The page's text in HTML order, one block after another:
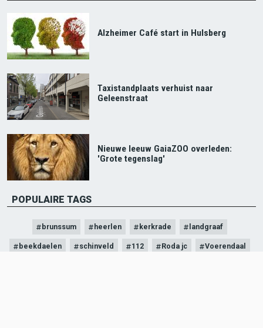
Alzheimer Café start in Hulsberg
Taxistandplaats verhuist naar
Geleenstraat
Nieuwe leeuw GaiaZOO overleden:
'Grote tegenslag'
POPULAIRE TAGS
brunssum heerlen kerkrade landgraaf
beekdaelen schinveld 112 Roda jc Voerendaal